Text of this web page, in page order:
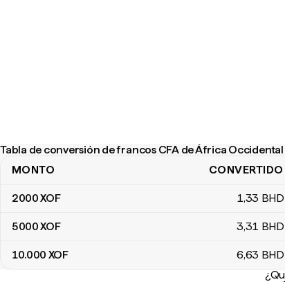
Tabla de conversión de francos CFA de África
Tabla de conversión de francos CFA de África Occidental a
MONTO CONVERTIDO
2000XOF 1,33 BHD
5000XOF 3,31 BHD
10.000 XOF 6,63 BHD